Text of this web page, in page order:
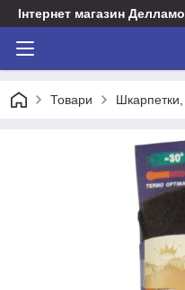
Інтернет магазин
Товари